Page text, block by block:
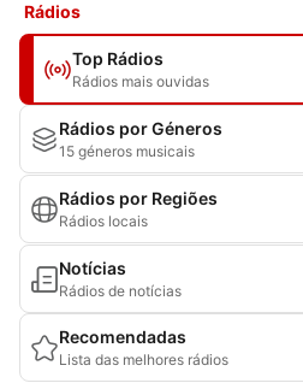
Rádios
Top Rádios
Rádios mais ouvidas
Rádios por Géneros
15 géneros musicais
Rádios por Regiões
Rádios locais
Notícias
Rádios de notícias
Recomendadas
Lista das melhores rádios